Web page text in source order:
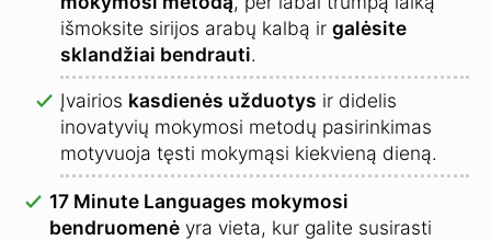
išmoksite sirijos arabų kalbą ir galėsite
sklandžiai bendrauti.
Įvairios kasdienės užduotys ir didelis
inovatyvių mokymosi metodų pasirinkimas
motyvuoja tęsti mokymąsi kiekvieną dieną.
17 Minute Languages mokymosi
bendruomenė yra vieta, kur galite susirasti